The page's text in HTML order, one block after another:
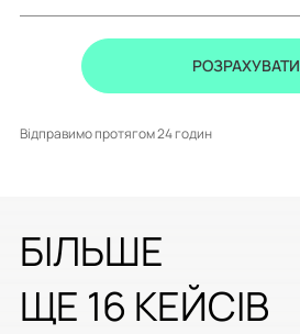
Відправимо протягом 24 годин
РОЗРАХУВАТИ
БІЛЬШЕ
ЩЕ 16 КЕЙСІВ